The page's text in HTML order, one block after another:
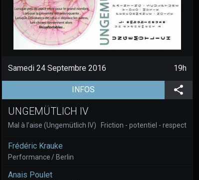
Samedi 24 Septembre 2016 19h
INFOS (aller à la page de l'évènement)
UNGEMÜTLICH IV
Mal à l’aise (Ungemütlich IV) Friction - potentiel - respect
Frédéric Krauke
Performance / Berlin
Anais Poulet